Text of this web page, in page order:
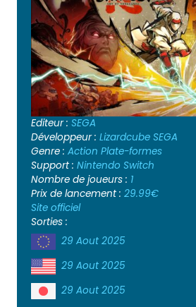
Editeur : SEGA
Développeur : Lizardcube SEGA
Genre : Action Plate-formes
Support : Nintendo Switch
Nombre de joueurs : 1
Prix de lancement : 29.99€
Site officiel
Sorties :
29 Aout 2025
29 Aout 2025
29 Aout 2025